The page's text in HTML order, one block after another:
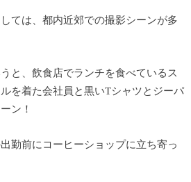
ては、都内近郊での撮影シーンが多
と、飲食店でランチを食べているス
を着た会社員と黒いTシャツとジーパ
ン！
勤前にコーヒーショップに立ち寄っ